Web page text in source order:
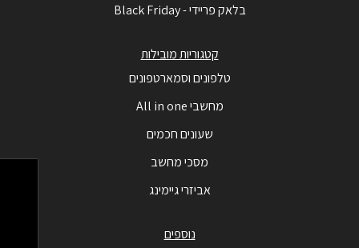
בלאק פריידי - Black Friday
קטגוריות מובילות
טלפונים וסמארטפונים
מחשבי All in one
שעונים חכמים
מסכי מחשב
אביזרי גיימינג
נוספים